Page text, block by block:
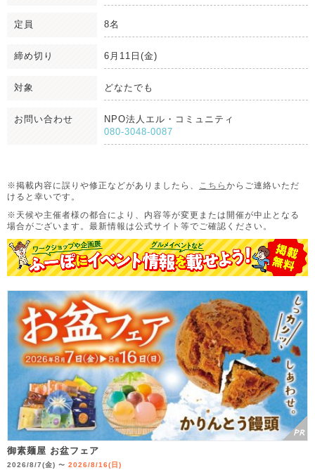
定員 8名
締め切り 6月11日(金)
対象 どなたでも
お問い合わせ
NPO法人エル・コミュニティ
080-3048-0087
※掲載内容に誤りや修正などがありましたら、 こちら からご連絡いただ
けると幸いです。
※天候や主催者様の都合により、内容等が変更または開催が中止となる
場合がございます。 最新情報は公式サイト等でご確認ください。
御素麺屋 お盆フェア
2026/8/7(金) 〜 2026/8/16(日)